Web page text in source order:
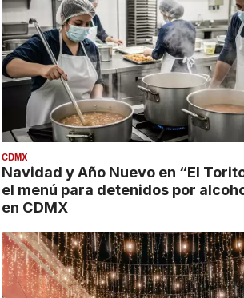
CDMX
Navidad y Año Nuevo en “El
el menú para detenidos por
en CDMX